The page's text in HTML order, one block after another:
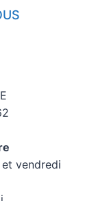
vendredi